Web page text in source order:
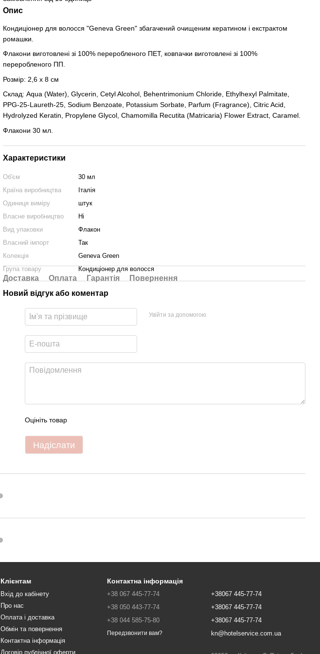
Опис
Кондиціонер для волосся "Geneva Green" збагачений очищеним кератином і екстрактом
ромашки.
Флакони виготовлені зі 100% переробленого ПЕТ, ковпачки виготовлені зі 100%
переробленого ПП.
Розмір: 2,6 х 8 см
Склад: Aqua (Water), Glycerin, Cetyl Alcohol, Behentrimonium Chloride, Ethylhexyl Palmitate,
PPG-25-Laureth-25, Sodium Benzoate, Potassium Sorbate, Parfum (Fragrance), Citric Acid,
Hydrolyzed Keratin, Propylene Glycol, Chamomilla Recutita (Matricaria) Flower Extract, Caramel.
Флакони 30 мл.
Характеристики
Об'єм
30 мл
Країна виробництва
Італія
Одиниця виміру
штук
Власне виробництво
Ні
Вид упаковки
Флакон
Власний імпорт
Так
Колекція
Geneva Green
Група товару
Кондиціонер для волосся
Доставка Оплата Гарантія
Повернення
Новий відгук або коментар
Увійти за допомогою
Оцініть товар
Надіслати
Клієнтам
Вхід до кабінету
Про нас
Оплата і доставка
Обмін та повернення
Контактна інформація
Договір публічної оферти
Контактна інформація
+38 067 445-77-74
+38 050 443-77-74
+38 044 585-75-80
Передзвонити вам?
+38067 445-77-74
+38067 445-77-74
+38067 445-77-74
kn@hotelservice.com.ua